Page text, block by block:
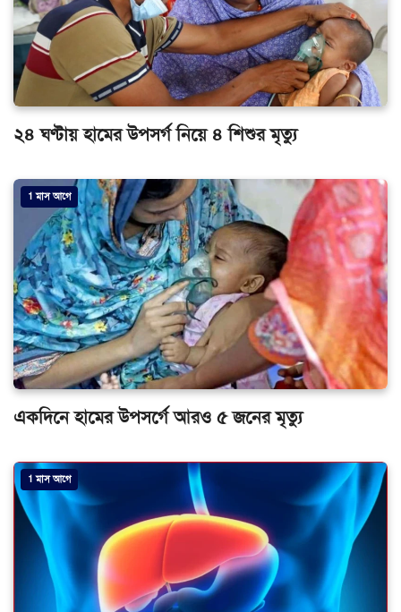
২৪ ঘণ্টায় হামের উপসর্গ নিয়ে ৪ শিশুর মৃত্যু
1 মাস আগে
একদিনে হামের উপসর্গে আরও ৫ জনের মৃত্যু
1 মাস আগে